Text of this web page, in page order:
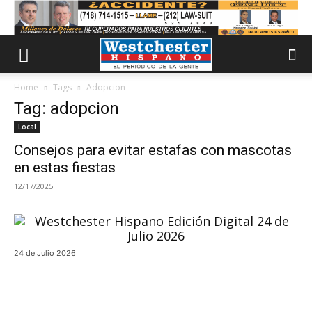
Home Tags Adopcion
Tag: adopcion
Local
Consejos para evitar estafas con mascotas
en estas fiestas
12/17/2025
24 de Julio 2026